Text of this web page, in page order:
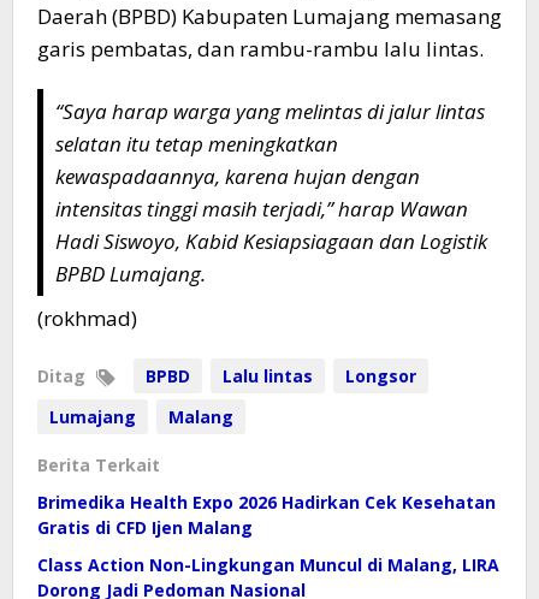
Daerah (BPBD) Kabupaten Lumajang memasang
garis pembatas, dan rambu-rambu lalu lintas.
“Saya harap warga yang melintas di jalur lintas
selatan itu tetap meningkatkan
kewaspadaannya, karena hujan dengan
intensitas tinggi masih terjadi,” harap Wawan
Hadi Siswoyo, Kabid Kesiapsiagaan dan Logistik
BPBD Lumajang.
(rokhmad)
Ditag BPBD Lalu lintas
Longsor
Lumajang
Malang
Berita Terkait
Brimedika Health Expo 2026 Hadirkan Cek Kesehatan
Gratis di CFD Ijen Malang
Class Action Non-Lingkungan Muncul di Malang, LIRA
Dorong Jadi Pedoman Nasional